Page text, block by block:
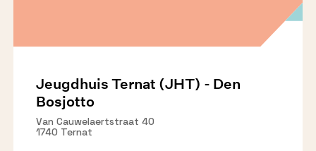
Jeugdhuis Ternat (JHT) - Den
Bosjotto
Van Cauwelaertstraat 40
1740 Ternat